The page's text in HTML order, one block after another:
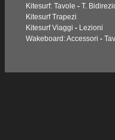
Kitesurf: Tavole - T.
Kitesurf Trapezi
Kitesurf Viaggi - Lezioni
Wakeboard: Accessori -